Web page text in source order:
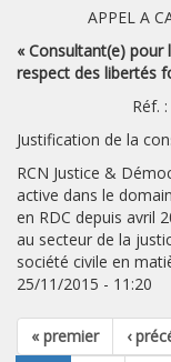
APPEL A
« Consultant(e) pour
respect des libertés
Réf. : DAO-
Justification de la
RCN Justice &
active dans le
en RDC depuis avril
au secteur de la
société civile en
25/11/2015 - 11:20
« premier ‹